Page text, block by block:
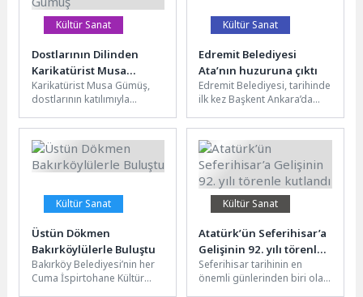
Kültür Sanat
Dostlarının Dilinden
Karikatürist Musa
Gümüş
Karikatürist Musa Gümüş,
dostlarının katılımıyla
anılacak. Etkinlik, 5 Nisan’da
Kadıköy Belediyesi Karikatür
Evi’nde...
Kültür Sanat
Edremit Belediyesi
Ata’nın huzuruna çıktı
Edremit Belediyesi, tarihinde
ilk kez Başkent Ankara’da
Cumhuriyetimizin Kurucusu
Ulu Önder Mustafa...
Kültür Sanat
Üstün Dökmen
Bakırköylülerle Buluştu
Bakırköy Belediyesi’nin her
Cuma İspirtohane Kültür
Kültür Sanat
Atatürk’ün Seferihisar’a
Gelişinin 92. yılı törenle
kutlandı
Seferihisar tarihinin en
önemli günlerinden biri olan